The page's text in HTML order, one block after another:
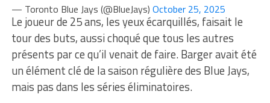
— Toronto Blue Jays (@BlueJays) October 25, 2025
Le joueur de 25 ans, les yeux écarquillés, faisait le
tour des buts, aussi choqué que tous les autres
présents par ce qu’il venait de faire. Barger avait été
un élément clé de la saison régulière des Blue Jays,
mais pas dans les séries éliminatoires.